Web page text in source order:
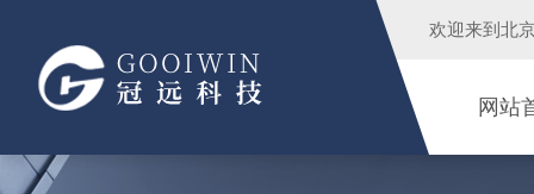
欢迎来到 北
网站